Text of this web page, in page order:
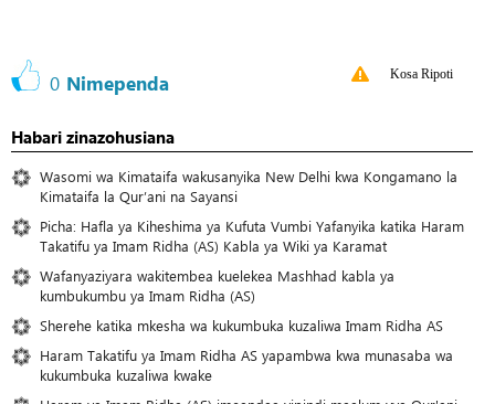
0 Nimependa Kosa Ripoti
Habari zinazohusiana
Wasomi wa Kimataifa wakusanyika New Delhi kwa Kongamano la
Kimataifa la Qur’ani na Sayansi
Picha: Hafla ya Kiheshima ya Kufuta Vumbi Yafanyika katika Haram
Takatifu ya Imam Ridha (AS) Kabla ya Wiki ya Karamat
Wafanyaziyara wakitembea kuelekea Mashhad kabla ya
kumbukumbu ya Imam Ridha (AS)
Sherehe katika mkesha wa kukumbuka kuzaliwa Imam Ridha AS
Haram Takatifu ya Imam Ridha AS yapambwa kwa munasaba wa
kukumbuka kuzaliwa kwake